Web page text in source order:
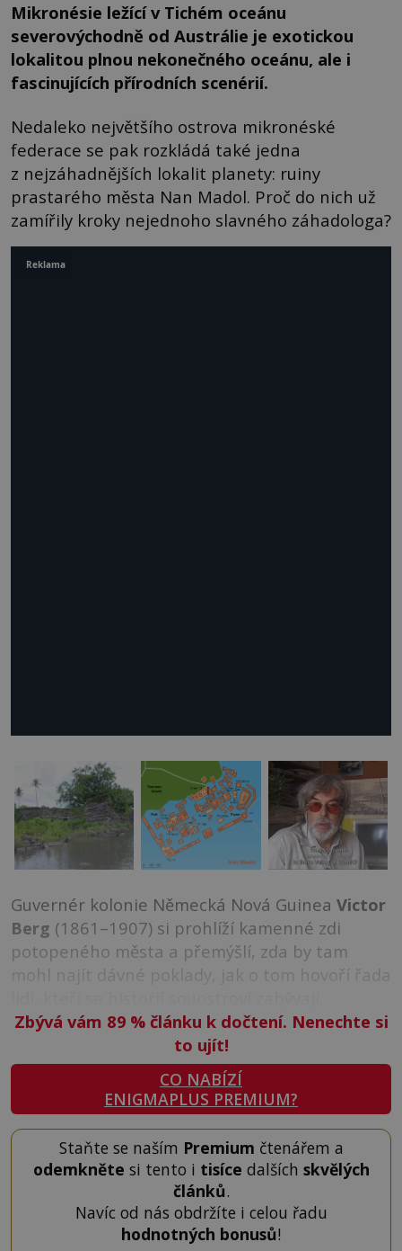
Mikronésie ležící v Tichém oceánu
severovýchodně od Austrálie je exotickou
lokalitou plnou nekonečného oceánu, ale i
fascinujících přírodních scenérií.
Nedaleko největšího ostrova mikronéské
federace se pak rozkládá také jedna
z nejzáhadnějších lokalit planety: ruiny
prastarého města Nan Madol. Proč do nich už
zamířily kroky nejednoho slavného záhadologa?
Guvernér kolonie Německá Nová Guinea Victor
Berg (1861–1907) si prohlíží kamenné zdi
potopeného města a přemýšlí, zda by tam
mohl najít dávné poklady, jak o tom hovoří řada
Zbývá vám 89 %článku k dočtení. Nenechte si
to ujít!
CO NABÍZÍ
ENIGMAPLUS PREMIUM?
Staňte se naším Premium čtenářem a
odemkněte si tento i tisíce dalších skvělých
článků.
Navíc od nás obdržíte i celou řadu
hodnotných bonusů!
Reklama